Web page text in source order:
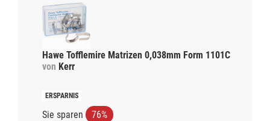
Hawe Tofflemire Matrizen 0,038mm Form 1101C
von Kerr
Sie sparen 76%